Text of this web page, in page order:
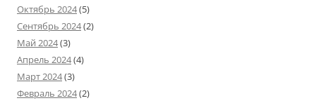
Октябрь 2024(5)
Сентябрь 2024(2)
Май 2024(3)
Апрель 2024(4)
Март 2024(3)
Февраль 2024(2)